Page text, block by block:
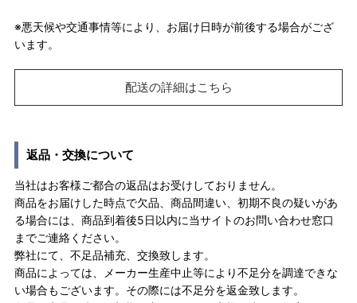
※悪天候や交通事情等により、お届け日時が前後する場合がござ
います。
配送の詳細はこちら
返品・交換について
当社はお客様ご都合の返品はお受けしておりません。
商品をお届けした時点で欠品、商品間違い、初期不良の疑いがあ
る場合には、商品到着後5日以内に当サイトのお問い合わせ窓口
までご連絡ください。
弊社にて、不足品補充、交換致します。
商品によっては、メーカー生産中止等により不足分を調達できな
い場合もございます。その際には不足分を返金致します。